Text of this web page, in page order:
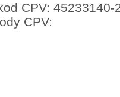
CPV: 45233140-
CPV: